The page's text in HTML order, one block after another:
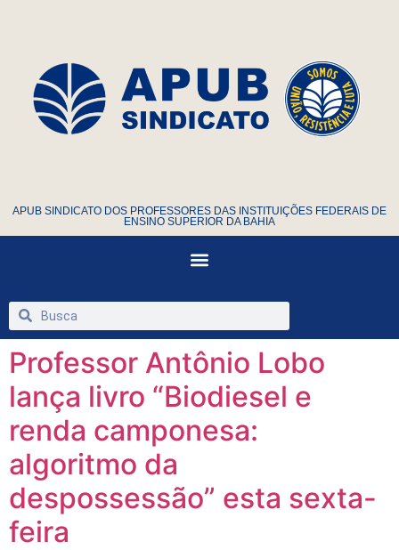
APUB SINDICATO DOS PROFESSORES DAS INSTITUIÇÕES FEDERAIS DE
ENSINO SUPERIOR DA BAHIA
Professor Antônio Lobo
lança livro “Biodiesel e
renda camponesa:
algoritmo da
despossessão” esta sexta-
feira